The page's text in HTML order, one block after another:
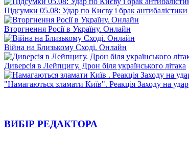
Підсумки 05.08: Удар по Києву і брак антибалістики
Вторгнення Росії в Україну. Онлайн
Війна на Близькому Сході. Онлайн
Диверсія в Лейпцигу. Дрон біля українського літака
"Намагаються зламати Київ". Реакція Заходу на удар
ВИБІР РЕДАКТОРА